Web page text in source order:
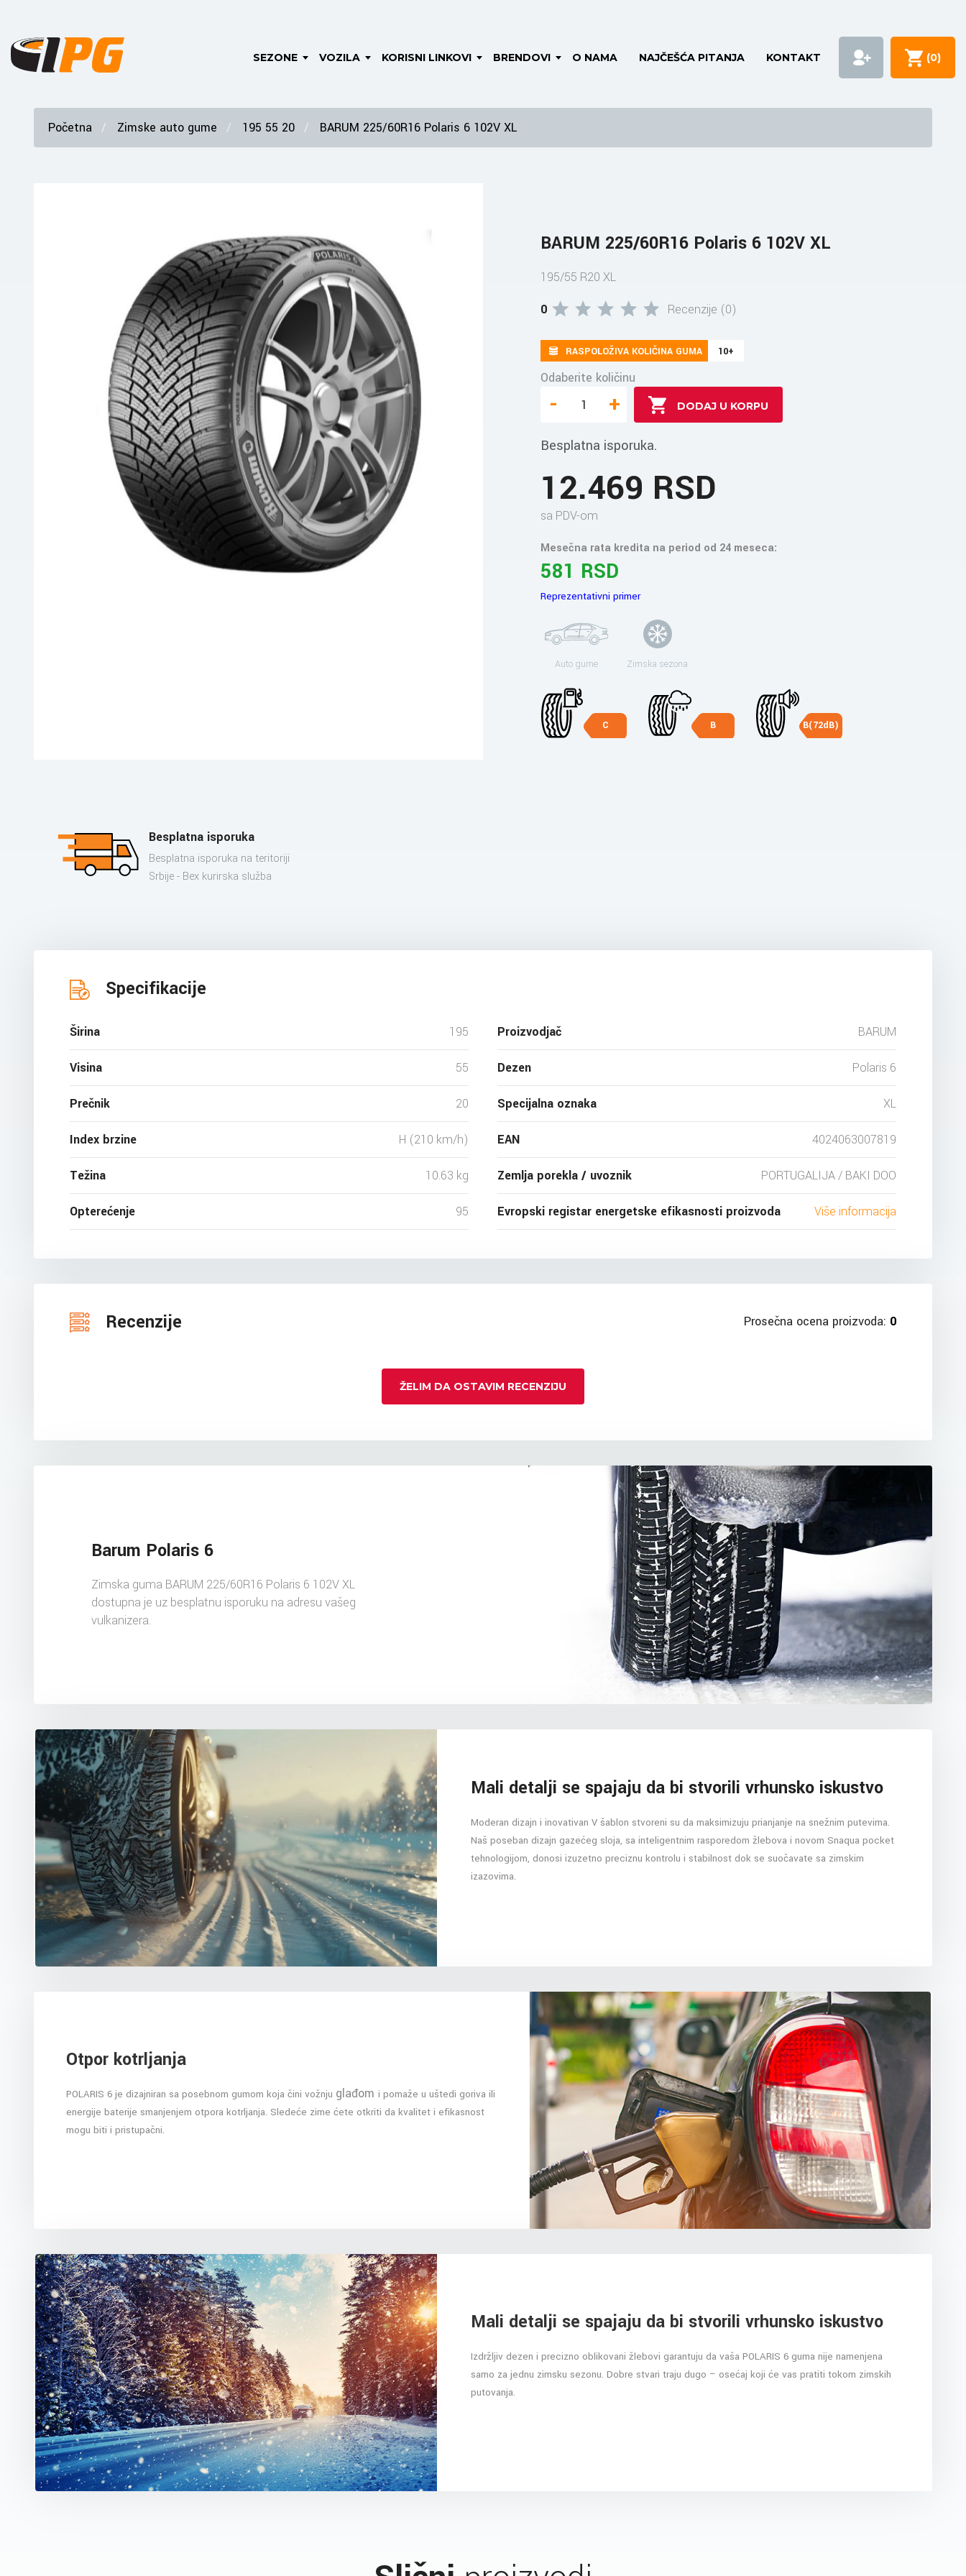
SEZONE VOZILA KORISNI LINKOVI BRENDOVI O NAMA NAJČEŠĆA PITANJA KONTAKT (0)
Početna Zimske auto gume 195 55 20 BARUM 225/60R16 Polaris 6 102V XL
BARUM 225/60R16 Polaris 6 102V XL
195/55 R20 XL
0
Recenzije (0)
RASPOLOŽIVA KOLIČINA GUMA 10+
Odaberite količinu
- +
Besplatna isporuka.
12.469 RSD
sa PDV-om
Mesečna rata kredita na period od 24 meseca:
581 RSD
Reprezentativni primer
Auto gume Zimska sezona
C B B(72dB)
Besplatna isporuka
Besplatna isporuka na teritoriji
Srbije - Bex kurirska služba
Specifikacije
Širina 195
Visina 55
Prečnik 20
Index brzine H (210 km/h)
Težina 10.63 kg
Opterećenje 95
Proizvodjač BARUM
Dezen Polaris 6
Specijalna oznaka XL
EAN 4024063007819
Zemlja porekla / uvoznik PORTUGALIJA / BAKI DOO
Evropski registar energetske efikasnosti proizvoda Više informacija
Recenzije Prosečna ocena proizvoda: 0
ŽELIM DA OSTAVIM RECENZIJU
Barum Polaris 6
Zimska guma BARUM 225/60R16 Polaris 6 102V XL
dostupna je uz besplatnu isporuku na adresu vašeg
vulkanizera.
Mali detalji se spajaju da bi stvorili vrhunsko iskustvo
Moderan dizajn i inovativan V šablon stvoreni su da maksimizuju prianjanje na snežnim putevima.
Naš poseban dizajn gazećeg sloja, sa inteligentnim rasporedom žlebova i novom Snaqua pocket
tehnologijom, donosi izuzetno preciznu kontrolu i stabilnost dok se suočavate sa zimskim
izazovima.
Otpor kotrljanja
POLARIS 6 je dizajniran sa posebnom gumom koja čini vožnju glađom i pomaže u uštedi goriva ili
energije baterije smanjenjem otpora kotrljanja. Sledeće zime ćete otkriti da kvalitet i efikasnost
mogu biti i pristupačni.
Mali detalji se spajaju da bi stvorili vrhunsko iskustvo
Izdržljiv dezen i precizno oblikovani žlebovi garantuju da vaša POLARIS 6 guma nije namenjena
samo za jednu zimsku sezonu. Dobre stvari traju dugo – osećaj koji će vas pratiti tokom zimskih
putovanja.